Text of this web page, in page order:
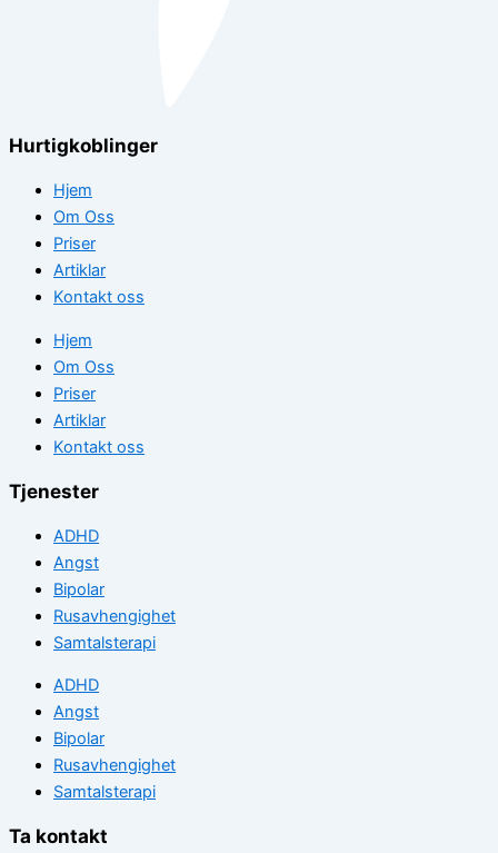
Hurtigkoblinger
Hjem
Om Oss
Priser
Artiklar
Kontakt oss
Hjem
Om Oss
Priser
Artiklar
Kontakt oss
Tjenester
ADHD
Angst
Bipolar
Rusavhengighet
Samtalsterapi
ADHD
Angst
Bipolar
Rusavhengighet
Samtalsterapi
Ta kontakt